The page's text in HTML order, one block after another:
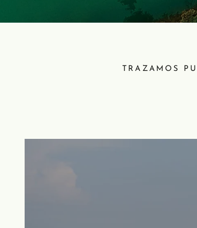
TRAZAMOS